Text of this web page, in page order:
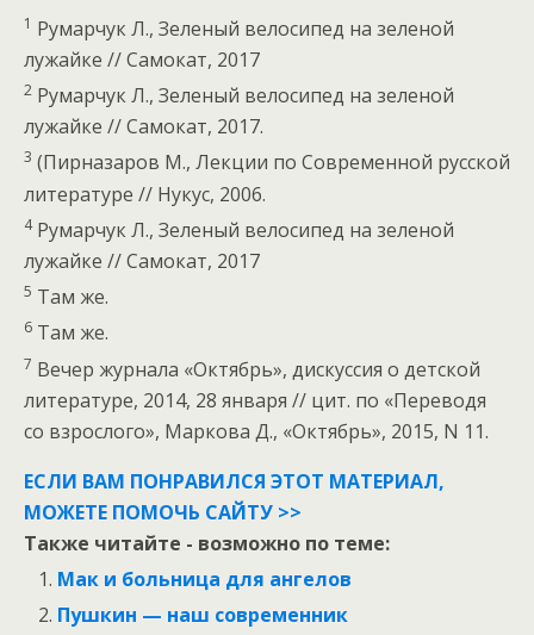
1 Румарчук Л., Зеленый велосипед на зеленой
лужайке // Самокат, 2017
2 Румарчук Л., Зеленый велосипед на зеленой
лужайке // Самокат, 2017.
3 (Пирназаров М., Лекции по Современной русской
литературе // Нукус, 2006.
4Румарчук Л., Зеленый велосипед на зеленой
лужайке // Самокат, 2017
5 Там же.
6 Там же.
7 Вечер журнала «Октябрь», дискуссия о детской
литературе, 2014, 28 января // цит. по «Переводя
со взрослого», Маркова Д., «Октябрь», 2015, N 11.
ЕСЛИ ВАМ ПОНРАВИЛСЯ ЭТОТ МАТЕРИАЛ,
МОЖЕТЕ ПОМОЧЬ САЙТУ >>
Также читайте - возможно по теме:
Мак и больница для ангелов
Пушкин — наш современник